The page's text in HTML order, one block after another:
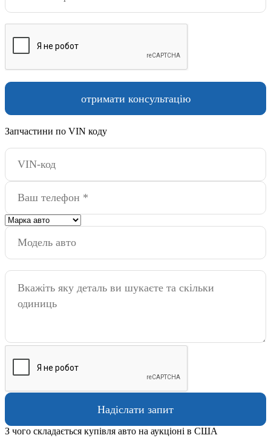
Запчастини по VIN коду
З чого складається купівля авто на аукціоні в США